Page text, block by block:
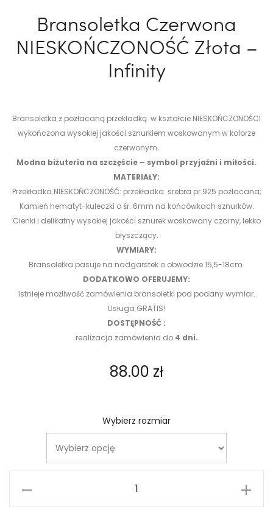
Bransoletka Czerwona
NIESKOŃCZONOŚĆ Złota –
Infinity
Bransoletka z pozłacaną przekładką w kształcie NIESKOŃCZONOŚCI
wykończona wysokiej jakości sznurkiem woskowanym w kolorze
czerwonym.
Modna biżuteria na szczęście – symbol przyjaźni i miłości.
MATERIAŁY:
Przekładka NIESKOŃCZONOŚĆ: przekładka srebra pr.925 pozłacana;
Kamień hematyt-kuleczki o śr. 6mm na końcówkach sznurków.
Cienki i delikatny wysokiej jakości sznurek woskowany czarny, lekko
błyszczący.
WYMIARY:
Bransoletka pasuje na nadgarstek o obwodzie 15,5-18cm.
DODATKOWO OFERUJEMY:
Istnieje możliwość zamówienia bransoletki pod podany wymiar.
Usługa GRATIS!
DOSTĘPNOŚĆ :
realizacja zamówienia do 4 dni.
88.00 zł
Wybierz rozmiar